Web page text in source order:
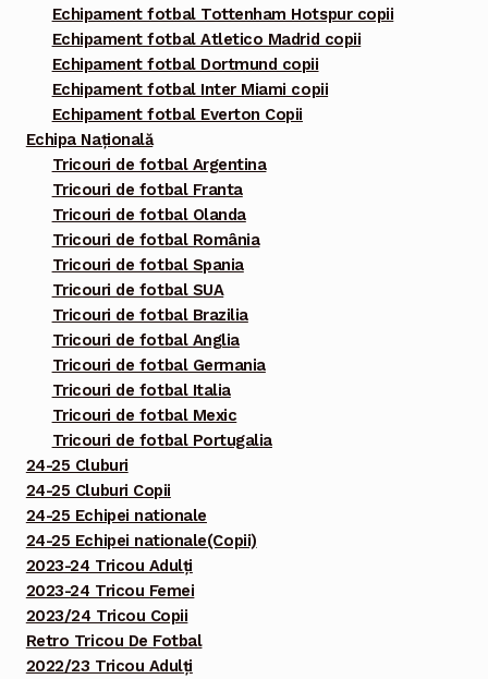
Echipament fotbal Tottenham Hotspur copii
Echipament fotbal Atletico Madrid copii
Echipament fotbal Dortmund copii
Echipament fotbal Inter Miami copii
Echipament fotbal Everton Copii
Echipa Națională
Tricouri de fotbal Argentina
Tricouri de fotbal Franta
Tricouri de fotbal Olanda
Tricouri de fotbal România
Tricouri de fotbal Spania
Tricouri de fotbal SUA
Tricouri de fotbal Brazilia
Tricouri de fotbal Anglia
Tricouri de fotbal Germania
Tricouri de fotbal Italia
Tricouri de fotbal Mexic
Tricouri de fotbal Portugalia
24-25 Cluburi
24-25 Cluburi Copii
24-25 Echipei nationale
24-25 Echipei nationale(Copii)
2023-24 Tricou Adulți
2023-24 Tricou Femei
2023/24 Tricou Copii
Retro Tricou De Fotbal
2022/23 Tricou Adulți